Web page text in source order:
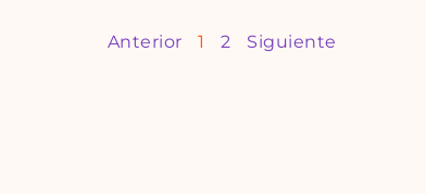
Anterior 1 2 Siguiente